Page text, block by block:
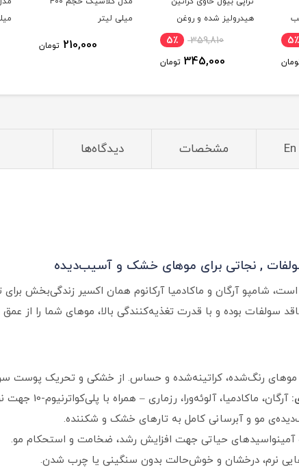
5٪
هیدرولیز شده و روغن
دانه کینوا مناسب موهای
دیده بدون سولفات حجم
359,810 5٪
345,000 تومان
میلی لیتر
210,000 تومان
مشخصات دیدگاه‌ها
سولفات , نجاتی برای موهای خشک و آسیب‌دیده
شامپو آرگان و ماکادمیا آرکانوم همان اکسیر زندگی‌بخش
سولفات بوده و با قدرت تغذیه‌کنندگی بالا، موهای شما را از
رنگ‌شده، کراتینه‌شده و حساس. از خشکی و تحریک پوست
آرگان، ماکادمیا، آلوئه‌ورا، رزماری – همراه با پلی‌کواترنیوم-10 جهت نرمی و لطافت مضاعف.
مو و آبرسانی کامل به تارهای خشک و شکننده.
آمینواسیدهای حیاتی جهت افزایش رشد، ضخامت و استحکام مو.
نرم، درخشان و خوش‌حالت بدون سنگینی یا چرب شدن.